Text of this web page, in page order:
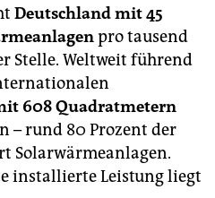
Deutschland mit 45
pro tausend
Stelle. Weltweit führend
608 Quadratmetern
– rund 80 Prozent der
Solarwärmeanlagen.
installierte Leistung liegt